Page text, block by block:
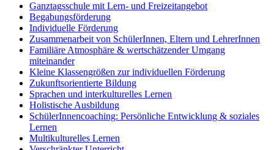
Ganztagsschule mit Lern- und Freizeitangebot
Begabungsförderung
Individuelle Förderung
Zusammenarbeit von SchülerInnen, Eltern und LehrerInnen
Familiäre Atmosphäre & wertschätzender Umgang
miteinander
Kleine Klassengrößen zur individuellen Förderung
Zukunftsorientierte Bildung
Sprachen und interkulturelles Lernen
Holistische Ausbildung
SchülerInnencoaching: Persönliche Entwicklung & soziales
Lernen
Multikulturelles Lernen